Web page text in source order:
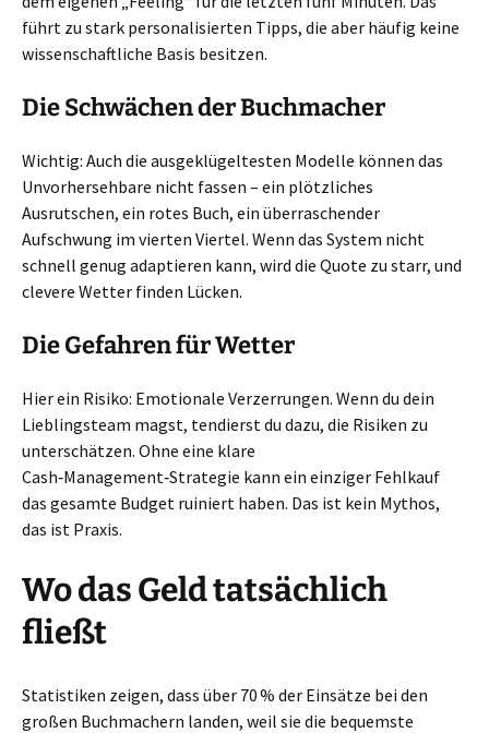
führt zu stark personalisierten Tipps, die aber häufig keine
wissenschaftliche Basis besitzen.
Die Schwächen der Buchmacher
Wichtig: Auch die ausgeklügeltesten Modelle können das
Unvorhersehbare nicht fassen – ein plötzliches
Ausrutschen, ein rotes Buch, ein überraschender
Aufschwung im vierten Viertel. Wenn das System nicht
schnell genug adaptieren kann, wird die Quote zu starr, und
clevere Wetter finden Lücken.
Die Gefahren für Wetter
Hier ein Risiko: Emotionale Verzerrungen. Wenn du dein
Lieblingsteam magst, tendierst du dazu, die Risiken zu
unterschätzen. Ohne eine klare
Cash‑Management‑Strategie kann ein einziger Fehlkauf
das gesamte Budget ruiniert haben. Das ist kein Mythos,
das ist Praxis.
Wo das Geld tatsächlich
fließt
Statistiken zeigen, dass über 70 % der Einsätze bei den
großen Buchmachern landen, weil sie die bequemste